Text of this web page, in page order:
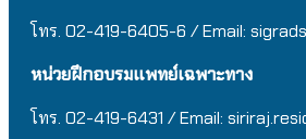
โทร. 02-419-6405-6 / Email:
หน่วยฝึกอบรมแพทย์เฉพาะทาง
โทร. 02-419-6431 / Email: